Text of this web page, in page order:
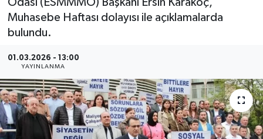
Muhasebe Haftası dolayısı ile açıklamalarda
bulundu.
01.03.2026 - 13:00
YAYINLANMA
Eskişehirspor
Kültür Sanat
Magazin